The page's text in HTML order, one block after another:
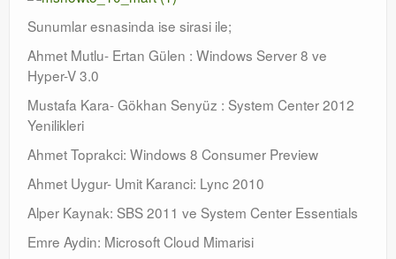
Sunumlar esnasinda ise sirasi ile;
Ahmet Mutlu- Ertan Gülen : Windows Server 8 ve
Hyper-V 3.0
Mustafa Kara- Gökhan Senyüz : System Center 2012
Yenilikleri
Ahmet Toprakci: Windows 8 Consumer Preview
Ahmet Uygur- Umit Karanci: Lync 2010
Alper Kaynak: SBS 2011 ve System Center Essentials
Emre Aydin: Microsoft Cloud Mimarisi